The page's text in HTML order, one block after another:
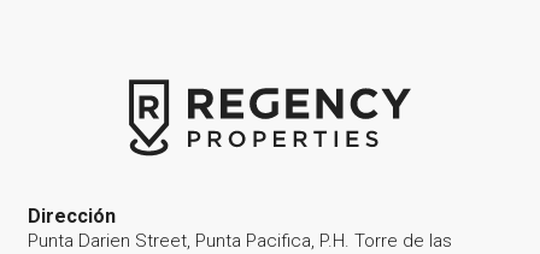
Dirección
Punta Darien Street, Punta Pacifica, P.H. Torre de las